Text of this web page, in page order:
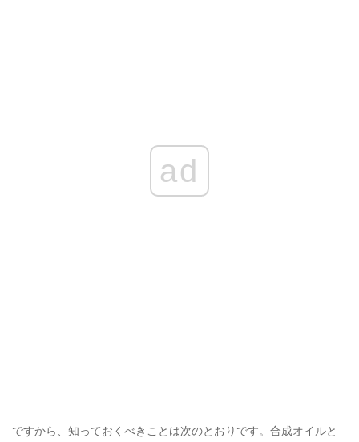
ad
ですから、知っておくべきことは次のとおりです。合成オイルと